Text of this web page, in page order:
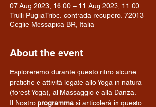
07 Aug 2023, 16:00 – 11 Aug 2023, 11:00
Trulli PugliaTribe, contrada recupero, 72013
Ceglie Messapica BR, Italia
About the event
Esploreremo durante questo ritiro alcune
pratiche e attività legate allo Yoga in natura
(forest Yoga), al Massaggio e alla Danza.
Il Nostro programma si articolerà in questo